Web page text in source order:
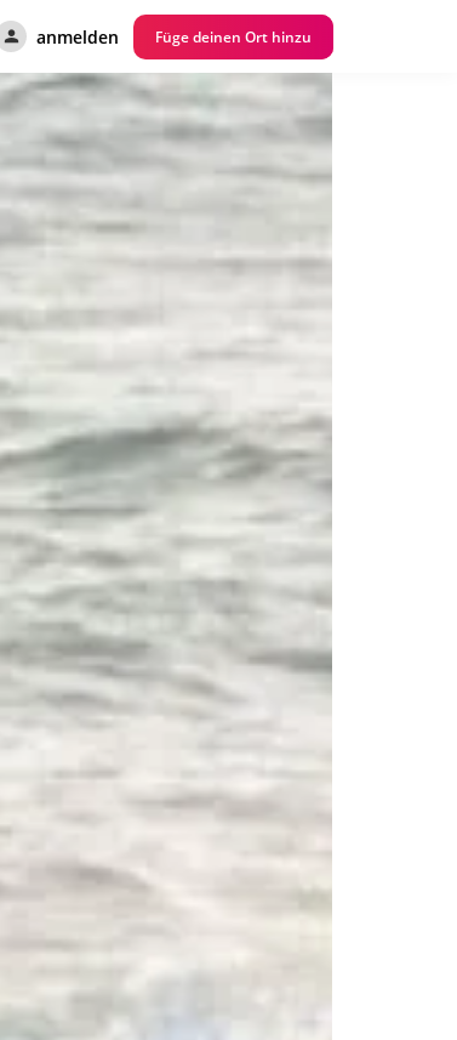
anmelden
Füge deinen Ort hinzu